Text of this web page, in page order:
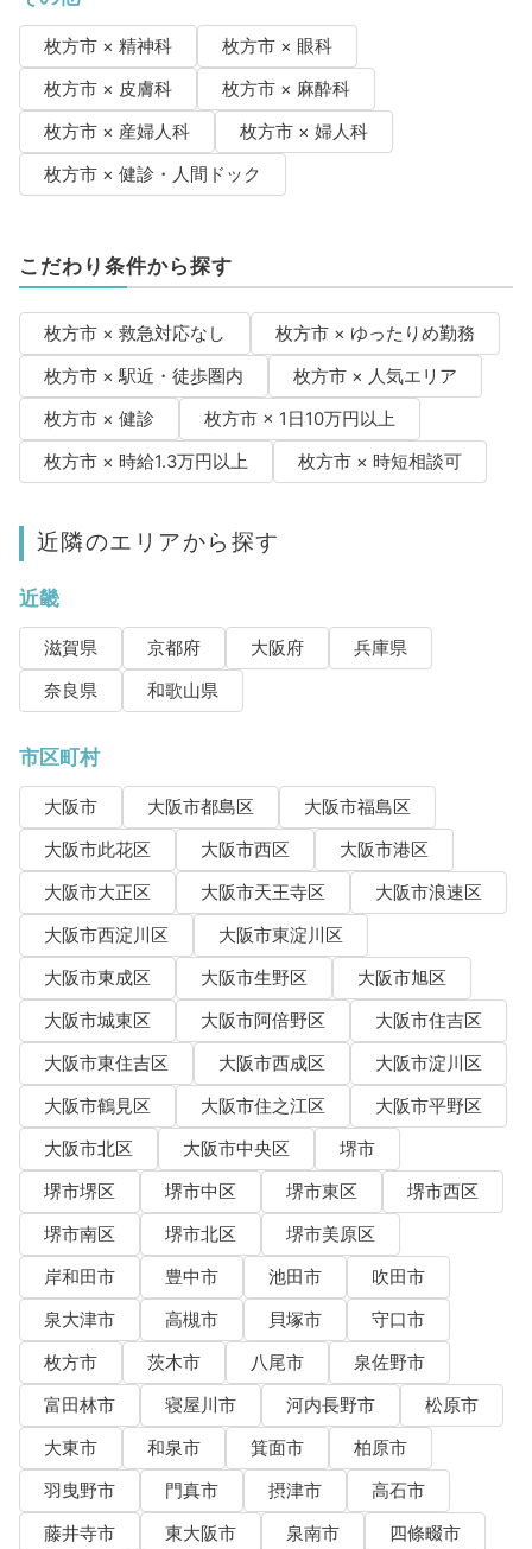
枚方市 × 精神科
枚方市 × 眼科
枚方市 × 皮膚科
枚方市 × 麻酔科
枚方市 × 産婦人科
枚方市 × 婦人科
枚方市 × 健診・人間ドック
こだわり条件から探す
枚方市 × 救急対応なし
枚方市 × ゆったりめ勤務
枚方市 × 駅近・徒歩圏内
枚方市 × 人気エリア
枚方市 × 健診
枚方市 × 1日10万円以上
枚方市 × 時給1.3万円以上
枚方市 × 時短相談可
近隣のエリアから探す
近畿
滋賀県 京都府 大阪府
兵庫県
奈良県
和歌山県
市区町村
大阪市 大阪市都島区
大阪市福島区
大阪市此花区
大阪市西区
大阪市港区
大阪市大正区
大阪市天王寺区
大阪市浪速区
大阪市西淀川区
大阪市東淀川区
大阪市東成区
大阪市生野区
大阪市旭区
大阪市城東区
大阪市阿倍野区
大阪市住吉区
大阪市東住吉区
大阪市西成区
大阪市淀川区
大阪市鶴見区
大阪市住之江区
大阪市平野区
大阪市北区
大阪市中央区
堺市
堺市堺区
堺市中区 堺市東区
堺市西区
堺市南区
堺市北区
堺市美原区
岸和田市
豊中市 池田市
吹田市
泉大津市
高槻市 貝塚市
守口市
枚方市
茨木市 八尾市
泉佐野市
富田林市
寝屋川市 河内長野市
松原市
大東市
和泉市 箕面市
柏原市
羽曳野市
門真市 摂津市
高石市
藤井寺市
東大阪市 泉南市
四條畷市